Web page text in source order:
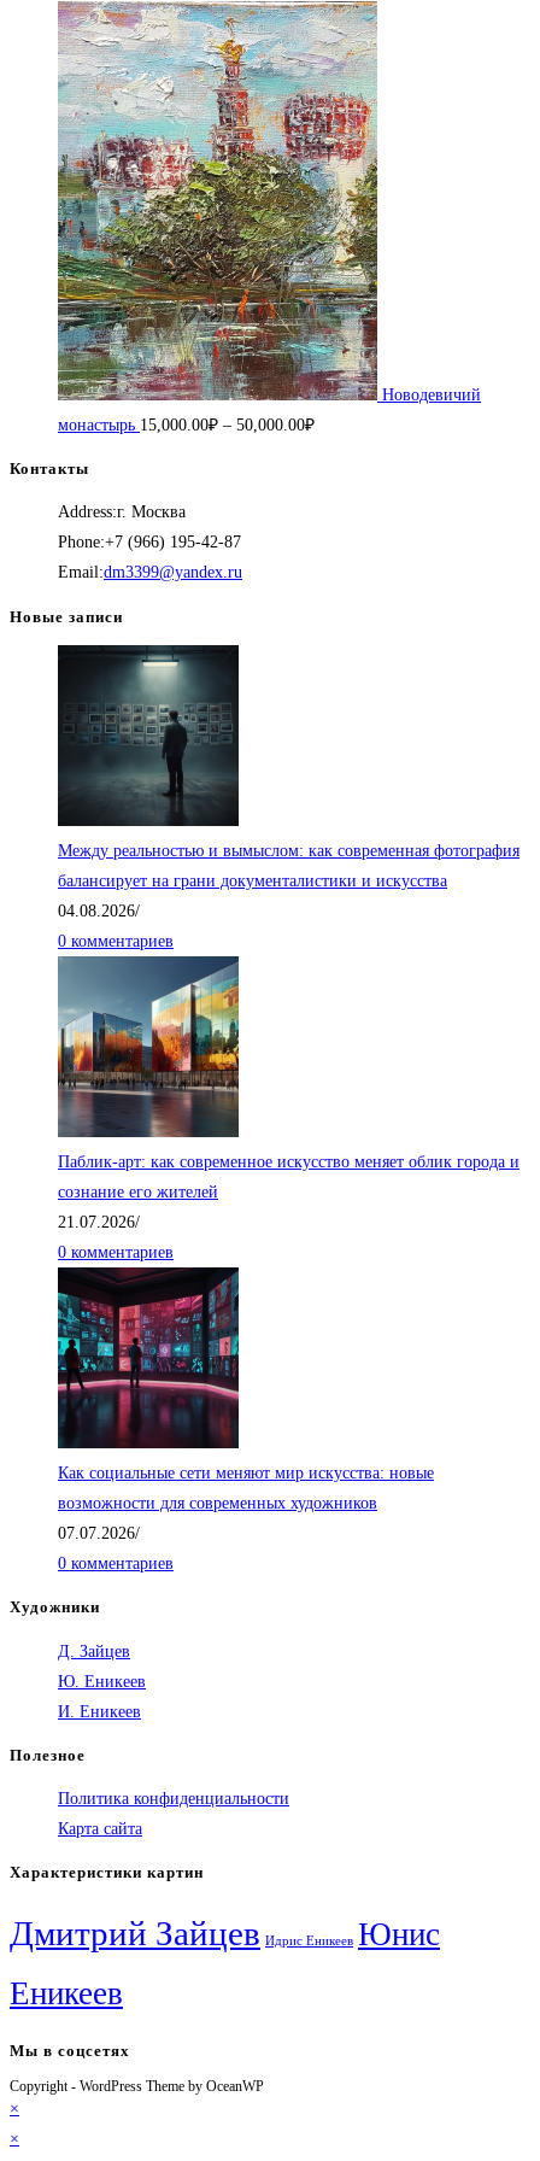
Новодевичий
монастырь 15,000.00₽ – 50,000.00₽Диапазон
Контакты
Address:г. Москва
Phone:+7 (966) 195-42-87
Email:dm3399@yandex.ru
Новые записи
Между реальностью и вымыслом: как современная фотография
балансирует на грани документалистики и искусства
04.08.2026/
0 комментариев
Паблик-арт: как современное искусство меняет облик города и
сознание его жителей
21.07.2026/
0 комментариев
Как социальные сети меняют мир искусства: новые
возможности для современных художников
07.07.2026/
0 комментариев
Художники
Д. Зайцев
Ю. Еникеев
И. Еникеев
Полезное
Политика конфиденциальности
Карта сайта
Характеристики картин
Дмитрий Зайцев Идрис Еникеев Юнис
Еникеев
Мы в соцсетях
Откроется
Откроется
Откроется
Откроется
Copyright - WordPress Theme by OceanWP
×
×